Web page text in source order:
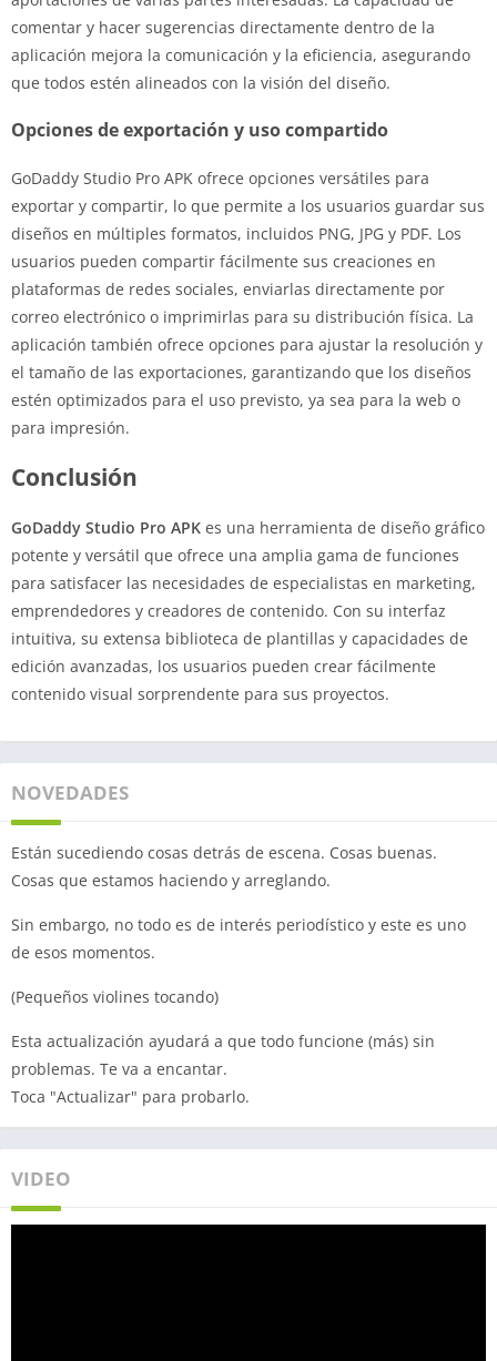
comentar y hacer sugerencias directamente dentro de la
aplicación mejora la comunicación y la eficiencia, asegurando
que todos estén alineados con la visión del diseño.
Opciones de exportación y uso compartido
GoDaddy Studio Pro APK ofrece opciones versátiles para
exportar y compartir, lo que permite a los usuarios guardar sus
diseños en múltiples formatos, incluidos PNG, JPG y PDF. Los
usuarios pueden compartir fácilmente sus creaciones en
plataformas de redes sociales, enviarlas directamente por
correo electrónico o imprimirlas para su distribución física. La
aplicación también ofrece opciones para ajustar la resolución y
el tamaño de las exportaciones, garantizando que los diseños
estén optimizados para el uso previsto, ya sea para la web o
para impresión.
Conclusión
GoDaddy Studio Pro APK es una herramienta de diseño gráfico
potente y versátil que ofrece una amplia gama de funciones
para satisfacer las necesidades de especialistas en marketing,
emprendedores y creadores de contenido. Con su interfaz
intuitiva, su extensa biblioteca de plantillas y capacidades de
edición avanzadas, los usuarios pueden crear fácilmente
contenido visual sorprendente para sus proyectos.
NOVEDADES
Están sucediendo cosas detrás de escena. Cosas buenas.
Cosas que estamos haciendo y arreglando.
Sin embargo, no todo es de interés periodístico y este es uno
de esos momentos.
(Pequeños violines tocando)
Esta actualización ayudará a que todo funcione (más) sin
problemas. Te va a encantar.
Toca "Actualizar" para probarlo.
VIDEO